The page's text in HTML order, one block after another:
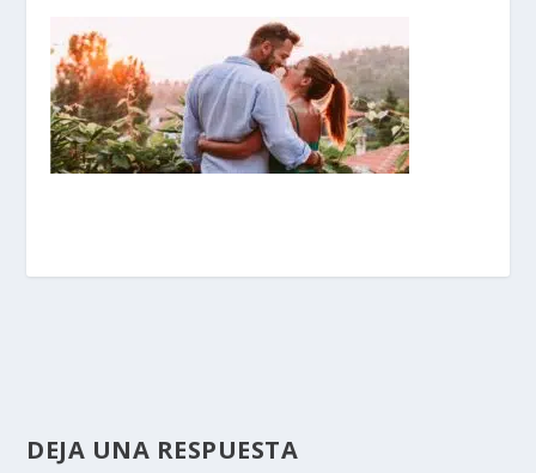
DEJA UNA RESPUESTA